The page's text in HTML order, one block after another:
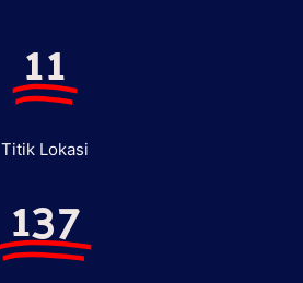
11
Titik Lokasi
137